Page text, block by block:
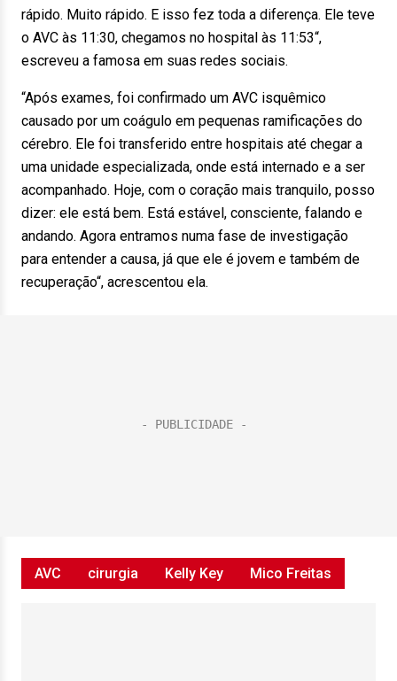
rápido. Muito rápido. E isso fez toda a diferença. Ele teve
o AVC às 11:30, chegamos no hospital às 11:53“,
escreveu a famosa em suas redes sociais.
“Após exames, foi confirmado um AVC isquêmico
causado por um coágulo em pequenas ramificações do
cérebro. Ele foi transferido entre hospitais até chegar a
uma unidade especializada, onde está internado e a ser
acompanhado. Hoje, com o coração mais tranquilo, posso
dizer: ele está bem. Está estável, consciente, falando e
andando. Agora entramos numa fase de investigação
para entender a causa, já que ele é jovem e também de
recuperação“, acrescentou ela.
AVC cirurgia Kelly Key Mico Freitas